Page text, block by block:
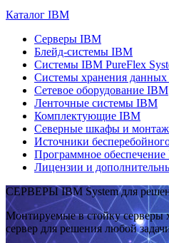
Каталог IBM
Серверы IBM
Блейд-системы IBM
Системы IBM PureFlex
Системы хранения
Сетевое оборудование IBM
Ленточные системы IBM
Комплектующие IBM
Северные шкафы и
Источники
Программное
Лицензии и
СЕРВЕРЫ IBM System для
Монтируемые в стойку серверы
сервер для решения любой